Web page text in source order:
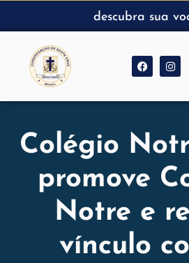
descubra sua
Colégio
promove
Notre e
vínculo